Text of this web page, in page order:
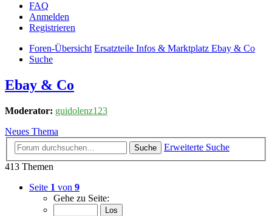
FAQ
Anmelden
Registrieren
Foren-Übersicht Ersatzteile Infos & Marktplatz Ebay & Co
Suche
Ebay & Co
Moderator: guidolenz123
Neues Thema
Suche
Erweiterte Suche
413 Themen
Seite 1 von 9
Gehe zu Seite: